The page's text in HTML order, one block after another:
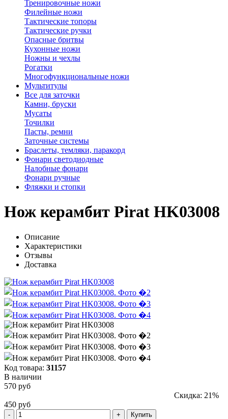
Тренировочные ножи
Филейные ножи
Тактические топоры
Тактические ручки
Опасные бритвы
Кухонные ножи
Ножны и чехлы
Рогатки
Многофункциональные ножи
Мультитулы
Все для заточки
Камни, бруски
Мусаты
Точилки
Пасты, ремни
Заточные системы
Браслеты, темляки, паракорд
Фонари светодиодные
Налобные фонари
Фонари ручные
Фляжки и стопки
Нож керамбит Pirat HK03008
Описание
Характеристики
Отзывы
Доставка
Код товара: 31157
В наличии
570 руб
Скидка: 21%
450 руб
Купить